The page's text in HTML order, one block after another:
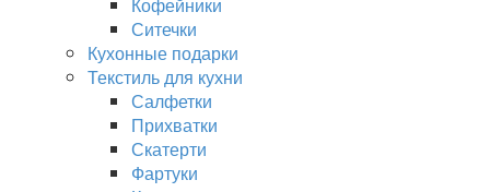
Ситечки
Кухонные подарки
Текстиль для кухни
Салфетки
Прихватки
Скатерти
Фартуки